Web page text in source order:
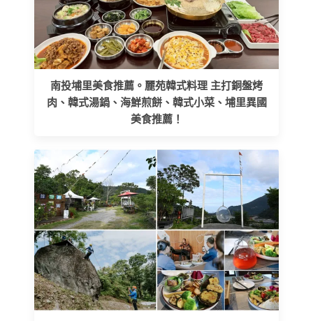
南投埔里美食推薦。麗苑韓式料理 主打銅盤烤
肉、韓式湯鍋、海鮮煎餅、韓式小菜、埔里異國
美食推薦！